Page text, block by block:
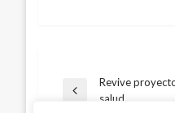
Entrada
Revive
salud